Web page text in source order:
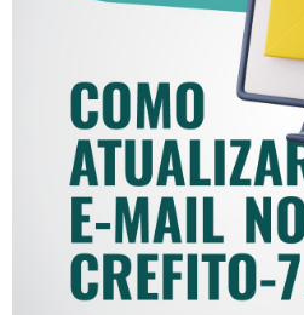
COMO
MAIL NO